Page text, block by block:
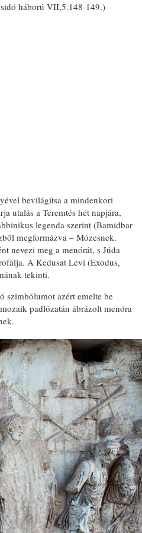
háború VII,5.148-149.)
bevilágítsa a mindenkori
utalás a Teremtés hét napjára,
legenda szerint (Bamidbar
megformázva – Mózesnek.
nevezi meg a menórát, s Júda
A Kedusat Levi (Exodus,
tekinti.
szimbólumot azért emelte be
padlózatán ábrázolt menóra